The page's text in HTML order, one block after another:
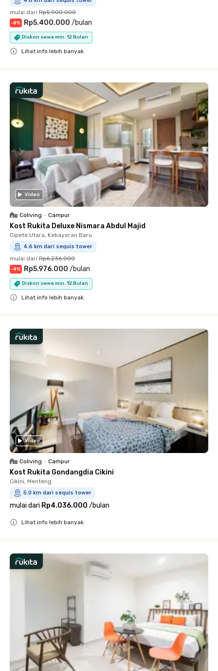
mulai dari Rp5.900.000
-8% Rp5.400.000 /bulan
Diskon sewa min. 12 Bulan
Lihat info lebih banyak
Video
Coliving • Campur
Kost Rukita Deluxe Nismara Abdul Majid
Cipete Utara, Kebayoran Baru
4.6 km dari sequis tower
mulai dari Rp6.236.000
-4% Rp5.976.000 /bulan
Diskon sewa min. 12 Bulan
Lihat info lebih banyak
Video
Coliving • Campur
Kost Rukita Gondangdia Cikini
Cikini, Menteng
5.0 km dari sequis tower
mulai dari Rp4.036.000 /bulan
Lihat info lebih banyak